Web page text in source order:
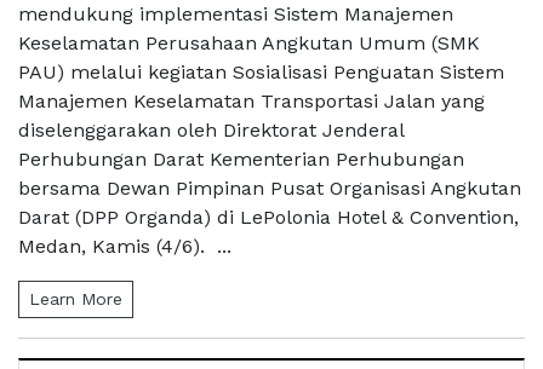
mendukung implementasi Sistem Manajemen
Keselamatan Perusahaan Angkutan Umum (SMK
PAU) melalui kegiatan Sosialisasi Penguatan Sistem
Manajemen Keselamatan Transportasi Jalan yang
diselenggarakan oleh Direktorat Jenderal
Perhubungan Darat Kementerian Perhubungan
bersama Dewan Pimpinan Pusat Organisasi Angkutan
Darat (DPP Organda) di LePolonia Hotel & Convention,
Medan, Kamis (4/6). ...
Learn More